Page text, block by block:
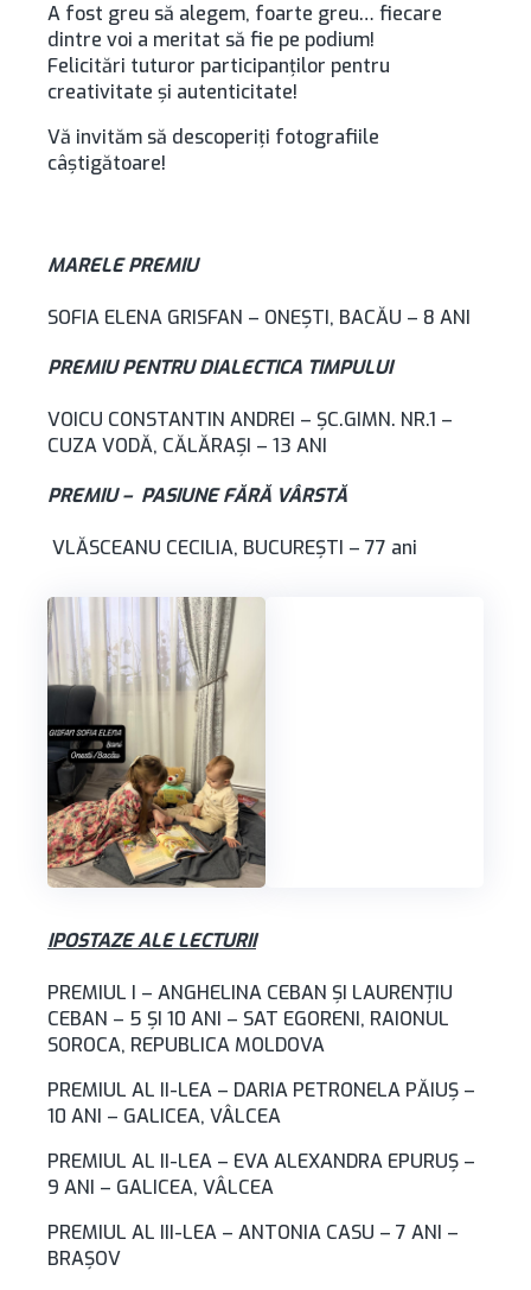
A fost greu să alegem, foarte greu… fiecare
dintre voi a meritat să fie pe podium!
Felicitări tuturor participanților pentru
creativitate și autenticitate!
Vă invităm să descoperiți fotografiile
câștigătoare!
MARELE PREMIU
SOFIA ELENA GRISFAN – ONEŞTI, BACĂU – 8 ANI
PREMIU PENTRU DIALECTICA TIMPULUI
VOICU CONSTANTIN ANDREI – ŞC.GIMN. NR.1 –
CUZA VODĂ, CĂLĂRAȘI – 13 ANI
PREMIU – PASIUNE FĂRĂ VÂRSTĂ
VLĂSCEANU CECILIA, BUCUREȘTI – 77 ani
IPOSTAZE ALE LECTURII
PREMIUL I – ANGHELINA CEBAN ŞI LAURENŢIU
CEBAN – 5 ŞI 10 ANI – SAT EGORENI, RAIONUL
SOROCA, REPUBLICA MOLDOVA
PREMIUL AL II-LEA – DARIA PETRONELA PĂIUŞ –
10 ANI – GALICEA, VÂLCEA
PREMIUL AL II-LEA – EVA ALEXANDRA EPURUŞ –
9 ANI – GALICEA, VÂLCEA
PREMIUL AL III-LEA – ANTONIA CASU – 7 ANI –
BRAŞOV